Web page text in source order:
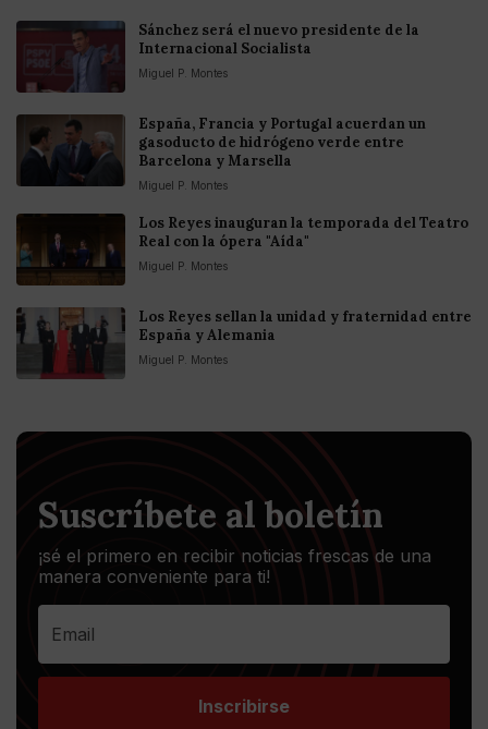
Sánchez será el nuevo presidente de la
Internacional Socialista
Miguel P. Montes
España, Francia y Portugal acuerdan un
gasoducto de hidrógeno verde entre
Barcelona y Marsella
Miguel P. Montes
Los Reyes inauguran la temporada del Teatro
Real con la ópera "Aída"
Miguel P. Montes
Los Reyes sellan la unidad y fraternidad entre
España y Alemania
Miguel P. Montes
Suscríbete al boletín
¡sé el primero en recibir noticias frescas de una
manera conveniente para ti!
Inscribirse